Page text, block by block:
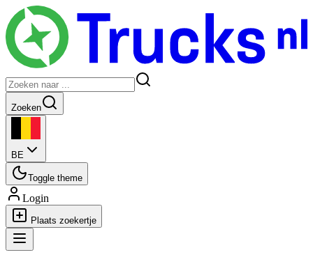
Zoeken
BE
Toggle theme
Login
Plaats zoekertje